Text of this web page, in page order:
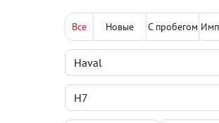
Все Новые С пробегом